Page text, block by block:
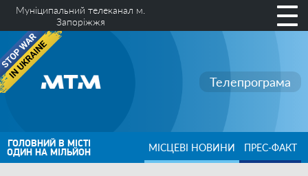
Муніципальний телеканал м.
Запоріжжя
Телепрограма
ГОЛОВНИЙ В МІСТІ
ОДИН НА МІЛЬЙОН МІСЦЕВІ НОВИНИ ПРЕС-ФАКТ